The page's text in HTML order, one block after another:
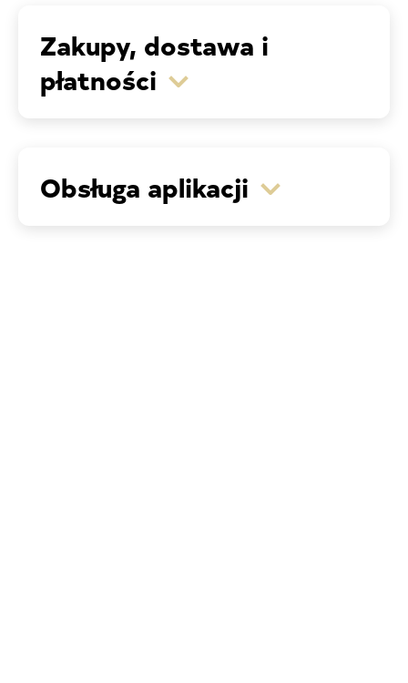
Zakupy, dostawa i
płatności
Obsługa aplikacji